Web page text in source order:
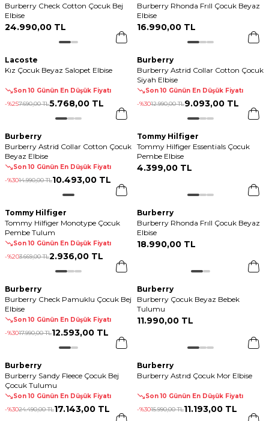
Burberry Check Cotton Çocuk Bej
Elbise
24.990,00 TL
Burberry Rhonda Frıll Çocuk Beyaz
Elbise
16.990,00 TL
Lacoste
Kız Çocuk Beyaz Salopet Elbise
Son 10 Günün En Düşük Fiyatı
-%257.690,00 TL5.768,00 TL
Burberry
Burberry Astrid Collar Cotton Çocuk
Siyah Elbise
Son 10 Günün En Düşük Fiyatı
-%3012.990,00 TL9.093,00 TL
Burberry
Burberry Astrid Collar Cotton Çocuk
Beyaz Elbise
Son 10 Günün En Düşük Fiyatı
-%3014.990,00 TL10.493,00 TL
Tommy Hilfiger
Tommy Hilfiger Essentials Çocuk
Pembe Elbise
4.399,00 TL
Tommy Hilfiger
Tommy Hilfiger Monotype Çocuk
Pembe Tulum
Son 10 Günün En Düşük Fiyatı
-%203.669,00 TL2.936,00 TL
Burberry
Burberry Rhonda Frıll Çocuk Beyaz
Elbise
18.990,00 TL
Burberry
Burberry Check Pamuklu Çocuk Bej
Elbise
Son 10 Günün En Düşük Fiyatı
-%3017.990,00 TL12.593,00 TL
Burberry
Burberry Çocuk Beyaz Bebek
Tulumu
11.990,00 TL
Burberry
Burberry Sandy Fleece Çocuk Bej
Çocuk Tulumu
Son 10 Günün En Düşük Fiyatı
-%3024.490,00 TL17.143,00 TL
Burberry
Burberry Astrıd Çocuk Mor Elbise
Son 10 Günün En Düşük Fiyatı
-%3015.990,00 TL11.193,00 TL